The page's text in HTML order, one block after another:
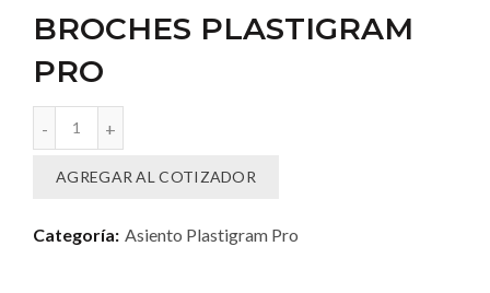
BROCHES PLASTIGRAM
PRO
AGREGAR AL COTIZADOR
Categoría: Asiento Plastigram Pro